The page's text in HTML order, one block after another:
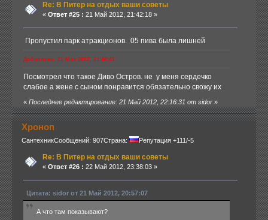
Re: В Питер на отдых ваши советы
« Ответ #25 : 21 Май 2012, 21:42:18 »
Пропустил парк атракционов. 05 пива была лишней
Добавлено: 21 Мая 2012, 21:48:41
Посмотрел что такое Диво Остров. не у меня сердечко
слабое а жене с сыном понравится обязательно свожу их
« Последнее редактирование: 21 Май 2012, 22:16:31 от sidor»
Хроноп
СантехникСообщений: 907Страна: Репутация +111/-5
Re: В Питер на отдых ваши советы
« Ответ #26 : 22 Май 2012, 23:38:03 »
Цитата: sidor от 21 Май 2012, 20:57:07
А что там показывают?